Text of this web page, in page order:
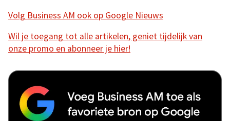
Volg Business AM ook op Google Nieuws
Wil je toegang tot alle artikelen, geniet tijdelijk van
onze promo en abonneer je hier!